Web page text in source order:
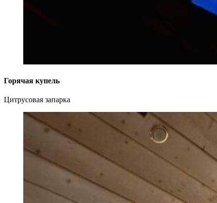
Горячая купель
Цитрусовая запарка